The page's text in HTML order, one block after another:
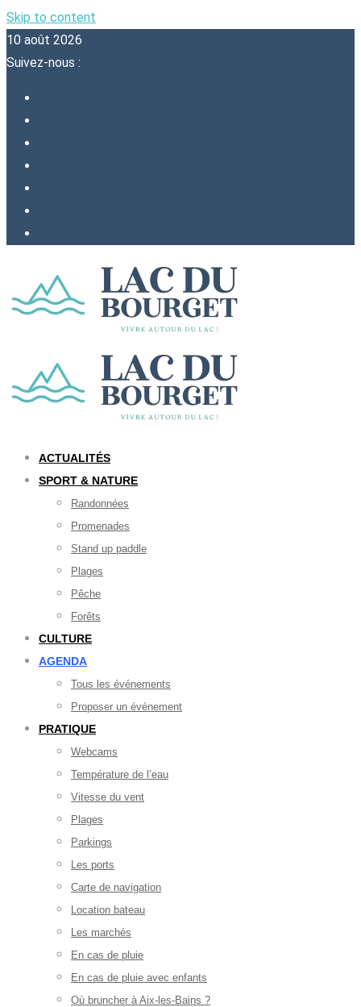
Skip to content
10 août 2026
Suivez-nous :
ACTUALITÉS
SPORT & NATURE
Randonnées
Promenades
Stand up paddle
Plages
Pêche
Forêts
CULTURE
AGENDA
Tous les événements
Proposer un événement
PRATIQUE
Webcams
Température de l’eau
Vitesse du vent
Plages
Parkings
Les ports
Carte de navigation
Location bateau
Les marchés
En cas de pluie
En cas de pluie avec enfants
Où bruncher à Aix-les-Bains ?